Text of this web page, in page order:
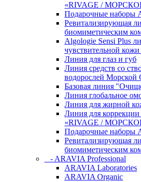
«RIVAGE /
Подарочные наборы
Ревитализирующая
биомиметическим
Algologie Sensi Plus
чувcтвительной
Линия для глаз и губ
Линия средств со
водорослей Морской
Базовая линия
Линия глобальное
Линия для жирной
Линия для
«RIVAGE /
Подарочные наборы
Ревитализирующая
биомиметическим
- ARAVIA Professional
ARAVIA Laboratories
ARAVIA Organic